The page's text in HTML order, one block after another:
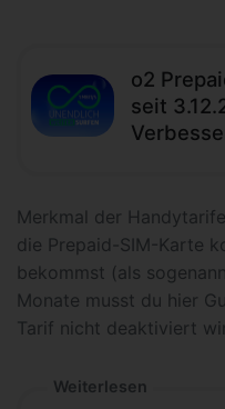
o2
seit
Merkmal der
die Prepaid-SIM-Karte
bekommst (als
Monate musst du hier
Tarif nicht deaktiviert
Weiterlesen